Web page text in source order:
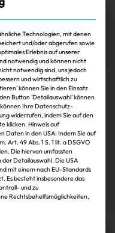
Göppel zu
Messdienstleister Tenié
Andreas Göppel.
Technologien, mit denen
und/oder abgerufen sowie
Erlebnis auf unserer
notwendig und können nicht
notwendig sind, uns jedoch
und wirtschaftlich zu
können Sie in den Einsatz
Button 'Detailauswahl' können
können Ihre Datenschutz-
widerrufen, indem Sie auf den
klicken. Hinweis auf
Daten in den USA: Indem Sie auf
Art. 49 Abs. 1 S. 1 lit. a DSGVO
Die hiervon umfassten
Detailauswahl. Die USA
mit einem nach EU-Standards
Es besteht insbesondere das
und zu
Rechtsbehelfsmöglichkeiten,
für die eine